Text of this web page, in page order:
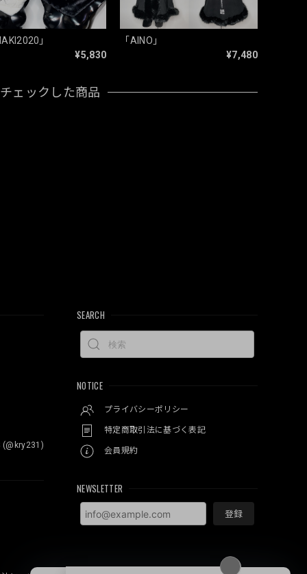
」
¥5,830
「AINO」
¥7,480
ェックした商品
(@kry231)
SEARCH
NOTICE
プライバシーポリシー
特定商取引法に基づく表記
会員規約
NEWSLETTER
登録